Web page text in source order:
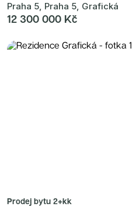
Praha 5, Praha 5, Grafická
12 300 000 Kč
Prodej bytu 2+kk